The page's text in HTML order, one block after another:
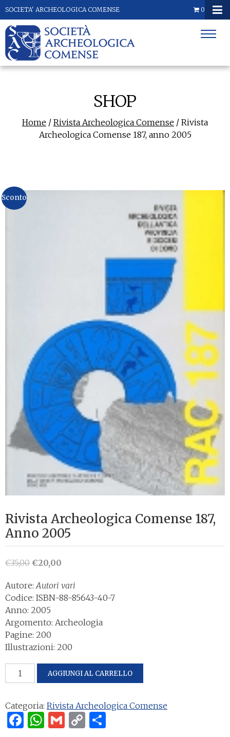
SOCIETA' ARCHEOLOGICA COMENSE 0
SHOP
Home / Rivista Archeologica Comense / Rivista
Archeologica Comense 187, anno 2005
Sconto
Rivista Archeologica Comense 187,
Anno 2005
€35,00 Il
originale
era:
€35,00.
€20,00
attuale
è:
Autore:Autori vari
Codice: ISBN-88-85643-40-7
Anno: 2005
Argomento: Archeologia
Pagine: 200
Illustrazioni: 200
Rivista
Archeologica
187,
anno
2005
AGGIUNGI AL CARRELLO
Categoria: Rivista Archeologica Comense
Facebook
WhatsApp
Gmail
Copy